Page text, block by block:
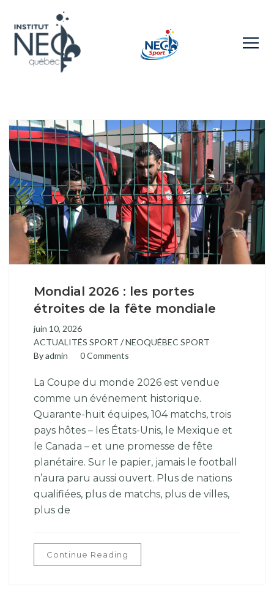
Mondial 2026 : les portes
étroites de la fête mondiale
juin 10, 2026
ACTUALITÉS SPORT /NEOQUÉBEC SPORT
Byadmin 0 Comments
La Coupe du monde 2026 est vendue
comme un événement historique.
Quarante-huit équipes, 104 matchs, trois
pays hôtes – les États-Unis, le Mexique et
le Canada – et une promesse de fête
planétaire. Sur le papier, jamais le football
n’aura paru aussi ouvert. Plus de nations
qualifiées, plus de matchs, plus de villes,
plus de
Continue Reading